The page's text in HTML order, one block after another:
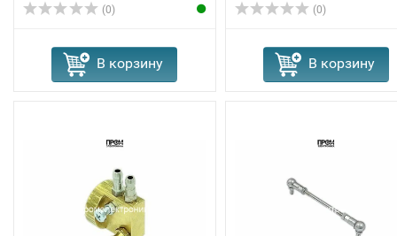
(0)
В корзину
(0)
В корзину